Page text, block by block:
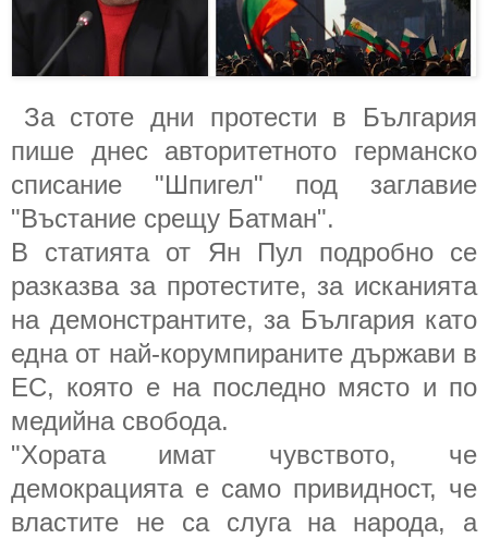
За стоте дни протести в България
пише днес авторитетното германско
списание "Шпигел" под заглавие
"Въстание срещу Батман".
В статията от Ян Пул подробно се
разказва за протестите, за исканията
на демонстрантите, за България като
една от най-корумпираните държави в
ЕС, която е на последно място и по
медийна свобода.
"Хората имат чувството, че
демокрацията е само привидност, че
властите не са слуга на народа, а